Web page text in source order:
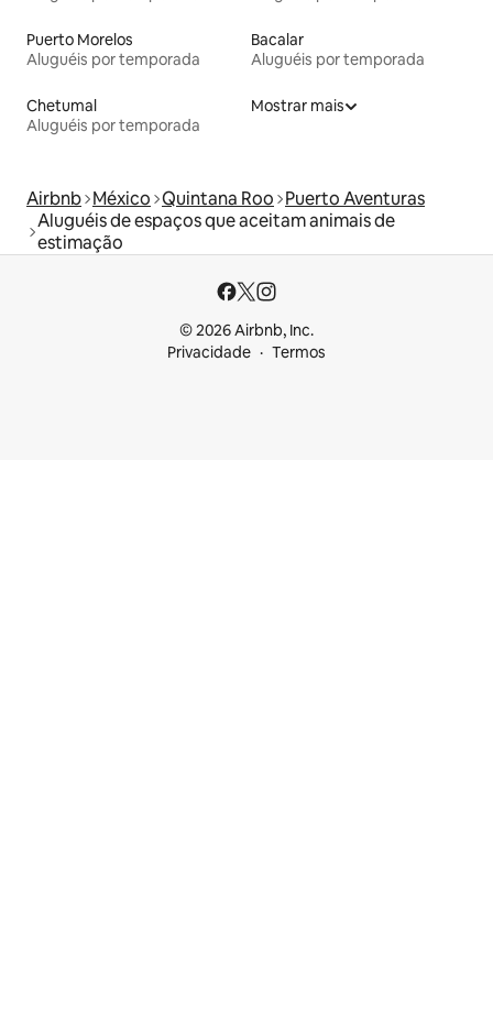
Puerto Morelos
Aluguéis por temporada
Bacalar
Aluguéis por temporada
Chetumal
Aluguéis por temporada
Mostrar mais
Airbnb México Quintana Roo Puerto Aventuras
Aluguéis de espaços que aceitam animais de
estimação
© 2026 Airbnb, Inc.
Privacidade
Termos